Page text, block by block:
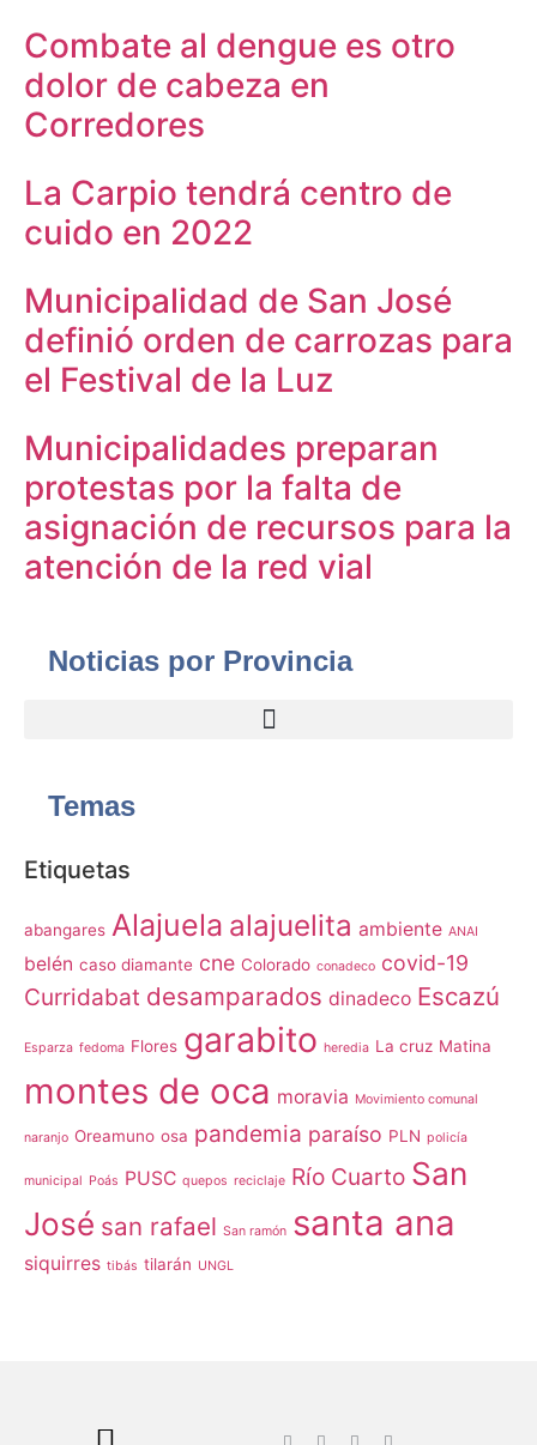
Combate al dengue es otro
dolor de cabeza en
Corredores
La Carpio tendrá centro de
cuido en 2022
Municipalidad de San José
definió orden de carrozas para
el Festival de la Luz
Municipalidades preparan
protestas por la falta de
asignación de recursos para la
atención de la red vial
Noticias por Provincia
Temas
Etiquetas
abangares Alajuela alajuelita ambiente ANAI
belén caso diamante cne Colorado conadeco covid-19
Curridabat desamparados dinadeco Escazú
Esparza fedoma Flores garabito heredia La cruz Matina
montes de oca moravia Movimiento comunal
naranjo Oreamuno osa pandemia paraíso PLN policía
municipal Poás PUSC quepos reciclaje Río Cuarto San
José san rafael San ramón santa ana
siquirres tibás tilarán UNGL